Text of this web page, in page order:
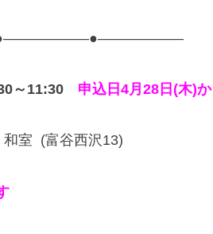
～11:30 申込日4月28日 (木)か
室 (富谷西沢13)